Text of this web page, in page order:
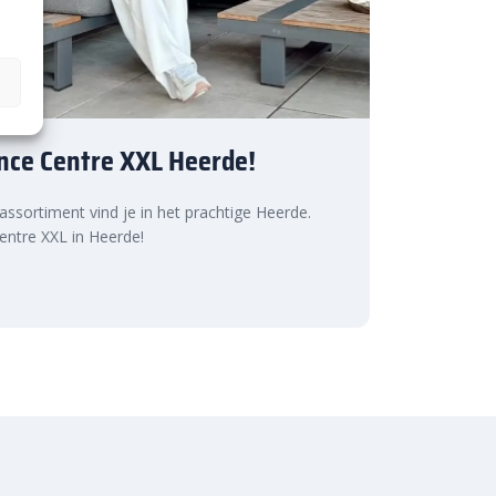
Centre XXL Heerde!
vind je in het prachtige Heerde.
XXL in Heerde!